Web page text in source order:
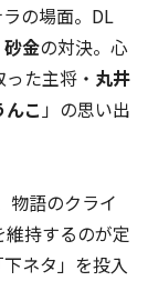
の場面。DL
砂金の対決。心
た主将・ 丸井
んこ 」の思い出
物語のクライ
持するのが定
ネタ」を投入